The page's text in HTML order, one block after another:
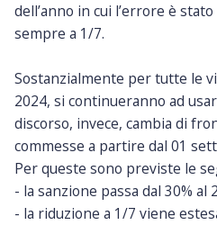
dell’anno in cui l’errore è
sempre a 1/7.
Sostanzialmente per tutte le
2024, si continueranno ad
discorso, invece, cambia di
commesse a partire dal 01
Per queste sono previste le
- la sanzione passa dal 30% al
- la riduzione a 1/7 viene